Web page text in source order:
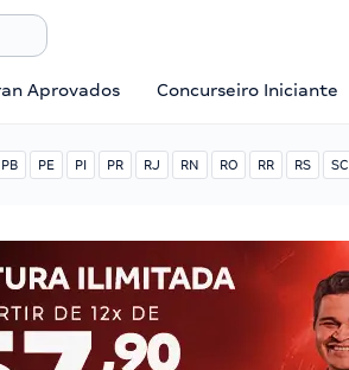
Aprovados Concurseiro Iniciante
PB PE PI PR RJ RN RO RR RS SC